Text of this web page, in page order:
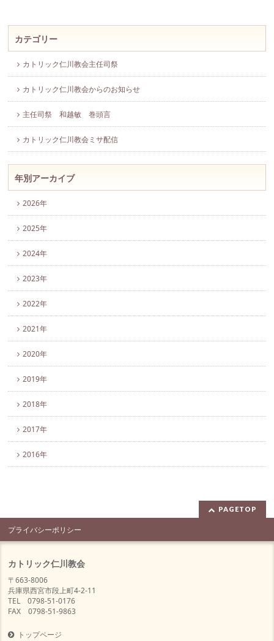
カテゴリー
カトリック仁川教会主任司祭
カトリック仁川教会からのお知らせ
主任司祭 和越敏 巻頭言
カトリック仁川教会ミサ配信
年別アーカイブ
2026年
2025年
2024年
2023年
2022年
2021年
2020年
2019年
2018年
2017年
2016年
PAGETOP
プライバシーポリシー
カトリック仁川教会
〒663-8006
兵庫県西宮市段上町4-2-11
TEL 0798-51-0176
FAX 0798-51-9863
トップページ